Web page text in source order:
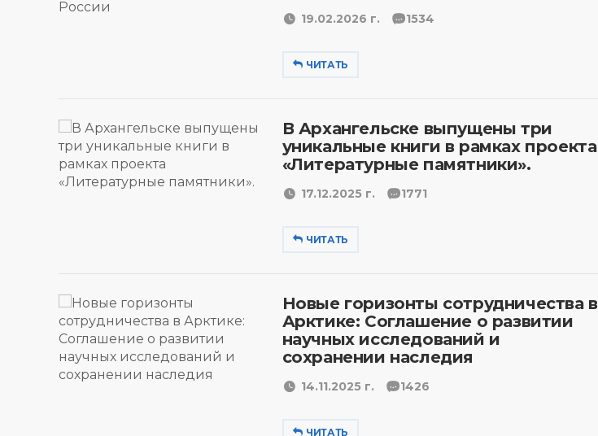
19.02.2026 г. 1534
ЧИТАТЬ
В Архангельске выпущены три
уникальные книги в рамках проекта
«Литературные памятники».
17.12.2025 г. 1771
ЧИТАТЬ
Новые горизонты сотрудничества в
Арктике: Соглашение о развитии
научных исследований и
сохранении наследия
14.11.2025 г. 1426
ЧИТАТЬ